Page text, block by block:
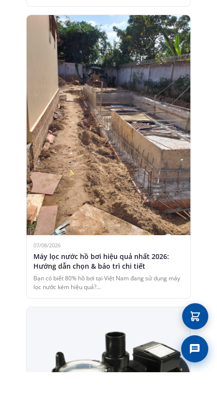
07/08/2026
Máy lọc nước hồ bơi hiệu quả nhất 2026:
Hướng dẫn chọn & bảo trì chi tiết
Bạn có biết 80% hồ bơi tại Việt Nam đang sử dụng máy
lọc nước kém hiệu quả?…
Liên